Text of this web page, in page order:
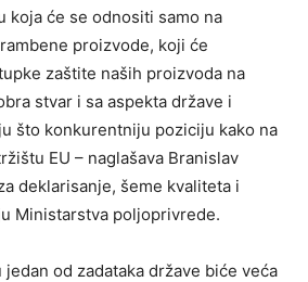
koja će se odnositi samo na
proizvode, koji će
zaštite naših proizvoda na
stvar i sa aspekta države i
što konkurentniju poziciju kako na
EU – naglašava Branislav
deklarisanje, šeme kvaliteta i
Ministarstva poljoprivrede.
od zadataka države biće veća